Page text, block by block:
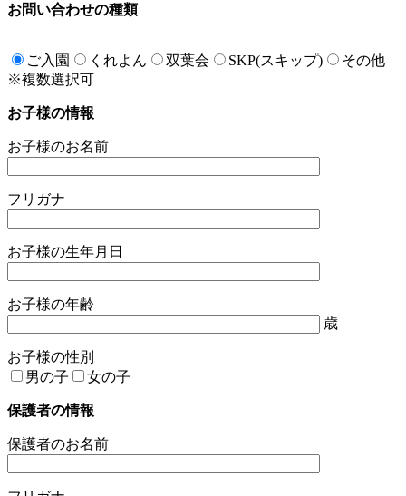
お問い合わせの種類
ご入園 くれよん 双葉会 SKP(スキップ)
その他
※複数選択可
お子様の情報
お子様のお名前
フリガナ
お子様の生年月日
お子様の年齢
歳
お子様の性別
男の子
女の子
保護者の情報
保護者のお名前